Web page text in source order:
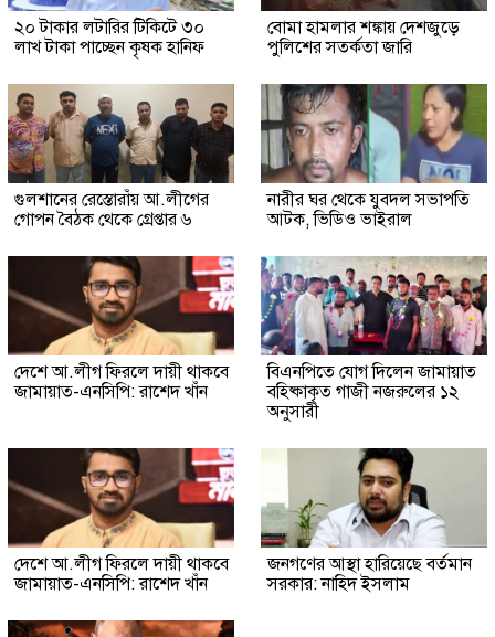
২০ টাকার লটারির টিকিটে ৩০
লাখ টাকা পাচ্ছেন কৃষক হানিফ
বোমা হামলার শঙ্কায় দেশজুড়ে
পুলিশের সতর্কতা জারি
গুলশানের রেস্তোরাঁয় আ.লীগের
গোপন বৈঠক থেকে গ্রেপ্তার ৬
নারীর ঘর থেকে যুবদল সভাপতি
আটক, ভিডিও ভাইরাল
দেশে আ.লীগ ফিরলে দায়ী থাকবে
জামায়াত-এনসিপি: রাশেদ খাঁন
বিএনপিতে যোগ দিলেন জামায়াত
বহিষ্কাকৃত গাজী নজরুলের ১২
অনুসারী
দেশে আ.লীগ ফিরলে দায়ী থাকবে
জামায়াত-এনসিপি: রাশেদ খাঁন
জনগণের আস্থা হারিয়েছে বর্তমান
সরকার: নাহিদ ইসলাম